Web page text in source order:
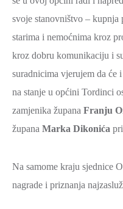
svoje stanovništvo – kupnja
starima i nemoćnima kroz
kroz dobru komunikaciju i
suradnicima vjerujem da će
na stanje u općini Tordinci
zamjenika župana Franju
župana Marka Dikonića
Na samome kraju sjednice
nagrade i priznanja